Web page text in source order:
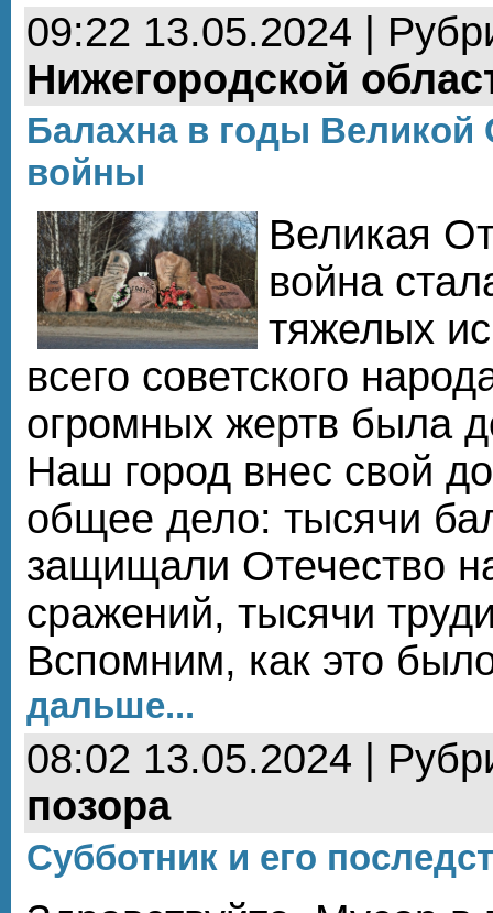
09:22 13.05.2024 |
Нижегородской
Балахна в годы Великой
войны
Великая
война
тяжелых
всего советского
огромных жертв была
Наш город внес свой
общее дело: тысячи
защищали Отечество
сражений, тысячи
Вспомним, как это
дальше...
08:02 13.05.2024 |
позора
Субботник и его